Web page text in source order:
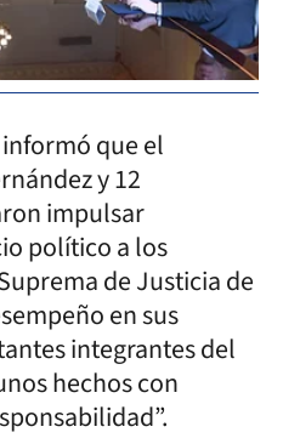
que el
y 12
impulsar
político a los
de Justicia de
en sus
integrantes del
hechos con